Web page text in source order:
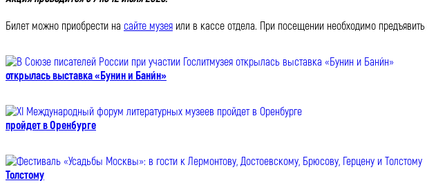
Билет можно приобрести на сайте музея или в кассе отдела. При посещении необходимо
открылась выставка «Бунин и Бани́н»
пройдет в Оренбурге
Толстому